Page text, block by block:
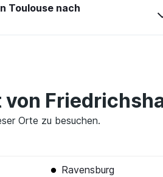
Toulouse nach
Orte zu besuchen.
Ravensburg